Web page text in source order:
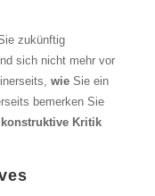
zukünftig
sich nicht mehr vor
wie Sie ein
bemerken Sie
Kritik